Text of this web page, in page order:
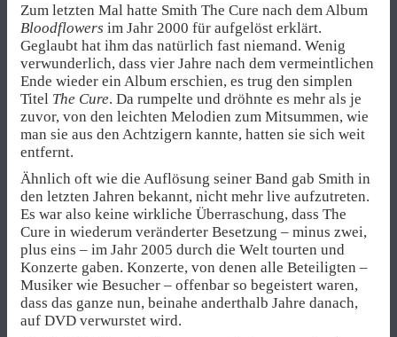
Zum letzten Mal hatte Smith The Cure nach dem Album
Bloodflowers im Jahr 2000 für aufgelöst erklärt.
Geglaubt hat ihm das natürlich fast niemand. Wenig
verwunderlich, dass vier Jahre nach dem vermeintlichen
Ende wieder ein Album erschien, es trug den simplen
Titel The Cure. Da rumpelte und dröhnte es mehr als je
zuvor, von den leichten Melodien zum Mitsummen, wie
man sie aus den Achtzigern kannte, hatten sie sich weit
entfernt.
Ähnlich oft wie die Auflösung seiner Band gab Smith in
den letzten Jahren bekannt, nicht mehr live aufzutreten.
Es war also keine wirkliche Überraschung, dass The
Cure in wiederum veränderter Besetzung – minus zwei,
plus eins – im Jahr 2005 durch die Welt tourten und
Konzerte gaben. Konzerte, von denen alle Beteiligten –
Musiker wie Besucher – offenbar so begeistert waren,
dass das ganze nun, beinahe anderthalb Jahre danach,
auf DVD verwurstet wird.